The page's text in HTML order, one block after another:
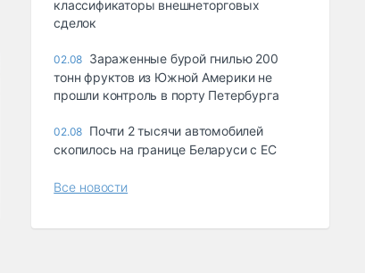
классификаторы внешнеторговых
сделок
02.08 Зараженные бурой гнилью 200
тонн фруктов из Южной Америки не
прошли контроль в порту Петербурга
02.08 Почти 2 тысячи автомобилей
скопилось на границе Беларуси с ЕС
Все новости